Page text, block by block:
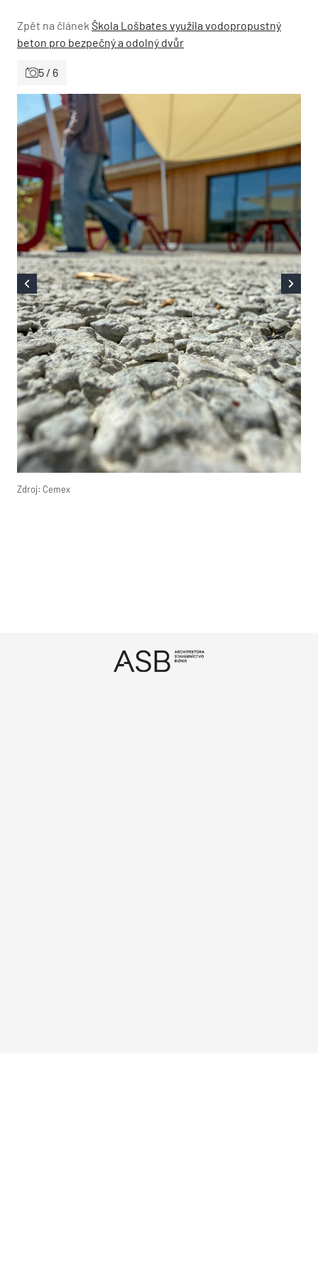
Zpět na článek Škola Lošbates využila vodopropustný
beton pro bezpečný a odolný dvůr
5 / 6
Zdroj: Cemex